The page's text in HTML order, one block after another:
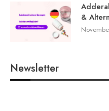
&
Newsletter